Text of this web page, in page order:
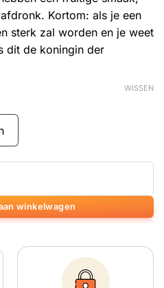
Kortom: als je een
sterk zal worden en je weet
dit de koningin der
WISSEN
winkelwagen